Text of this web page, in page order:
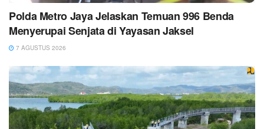
Polda Metro Jaya Jelaskan Temuan 996 Benda
Menyerupai Senjata di Yayasan Jaksel
7 AGUSTUS 2026